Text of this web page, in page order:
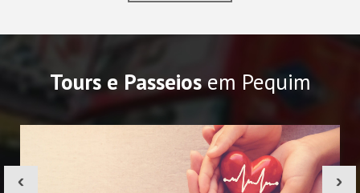
Tours e Passeiosem Pequim
‹ ›